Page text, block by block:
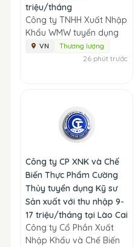
triệu/tháng
Công ty TNHH Xuất Nhập
Khẩu WMW tuyển dụng
VN Thương lượng
26 phút trước
Công ty CP XNK và Chế
Biến Thực Phẩm Cường
Thủy tuyển dụng Kỹ sư
Sản xuất với thu nhập 9-
17 triệu/tháng tại Lào Cai
Công ty Cổ Phần Xuất
Nhập Khẩu và Chế Biến